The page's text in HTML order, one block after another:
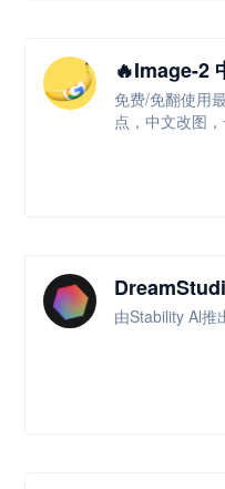
🔥Image-2
免费/免翻使用
点，中文改图
由Stability Al推